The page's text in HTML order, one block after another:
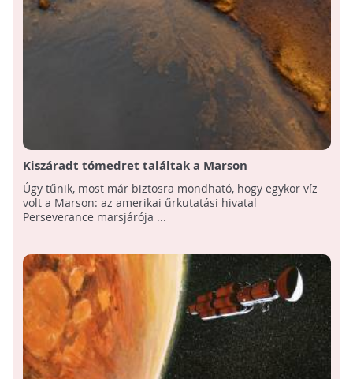
Kiszáradt tómedret találtak a Marson
Úgy tűnik, most már biztosra mondható, hogy egykor víz
volt a Marson: az amerikai űrkutatási hivatal
Perseverance marsjárója ...